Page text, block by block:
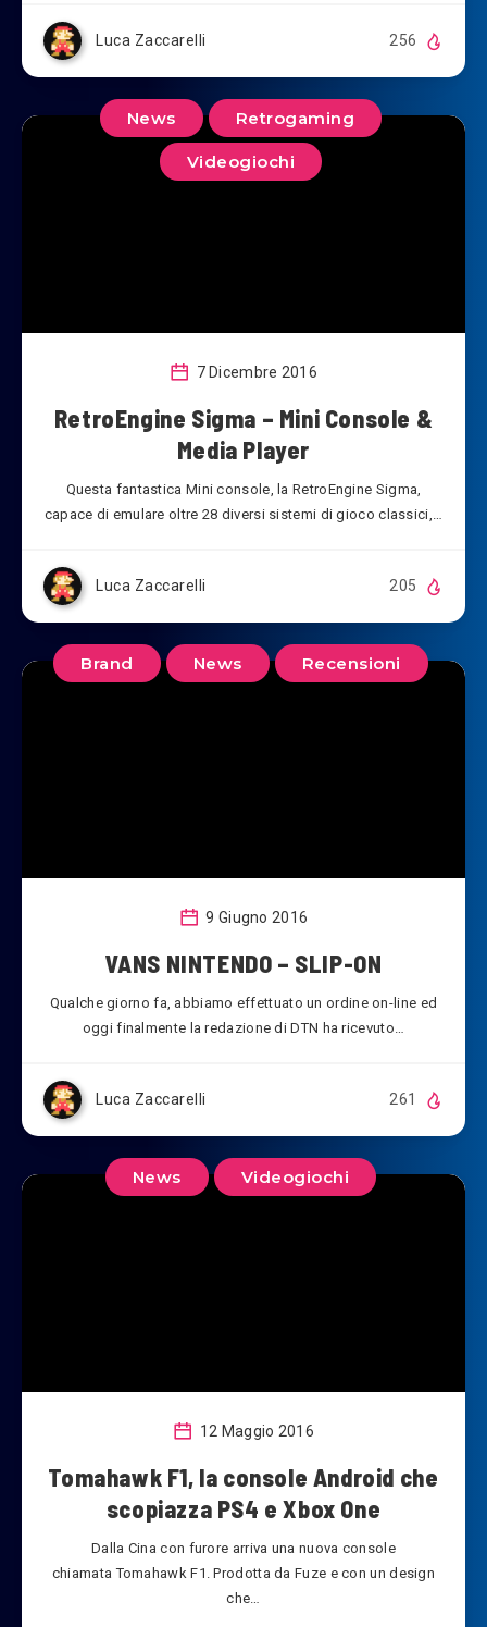
Luca Zaccarelli 256
News Retrogaming
Videogiochi
7 Dicembre 2016
RetroEngine Sigma – Mini Console &
Media Player
Questa fantastica Mini console, la RetroEngine Sigma,
capace di emulare oltre 28 diversi sistemi di gioco classici,…
Luca Zaccarelli 205
Brand News Recensioni
9 Giugno 2016
VANS NINTENDO – SLIP-ON
Qualche giorno fa, abbiamo effettuato un ordine on-line ed
oggi finalmente la redazione di DTN ha ricevuto…
Luca Zaccarelli 261
News Videogiochi
12 Maggio 2016
Tomahawk F1, la console Android che
scopiazza PS4 e Xbox One
Dalla Cina con furore arriva una nuova console
chiamata Tomahawk F1. Prodotta da Fuze e con un design
che…